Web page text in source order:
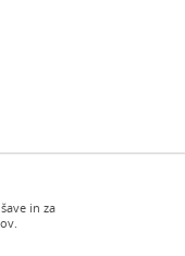
in za